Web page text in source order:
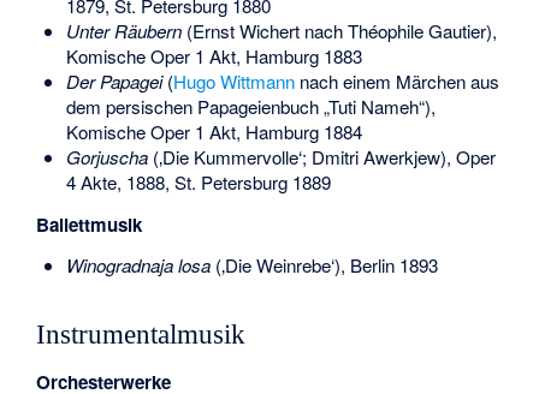
1879, St. Petersburg 1880
Unter Räubern(Ernst Wichert nach Théophile Gautier),
Komische Oper 1 Akt, Hamburg 1883
Der Papagei(Hugo Wittmannnach einem Märchen aus
dem persischen Papageienbuch „Tuti Nameh“),
Komische Oper 1 Akt, Hamburg 1884
Gorjuscha(‚Die Kummervolle‘; Dmitri Awerkjew), Oper
4 Akte, 1888, St. Petersburg 1889
Ballettmusik
Winogradnaja losa(‚Die Weinrebe‘), Berlin 1893
Instrumentalmusik
Orchesterwerke